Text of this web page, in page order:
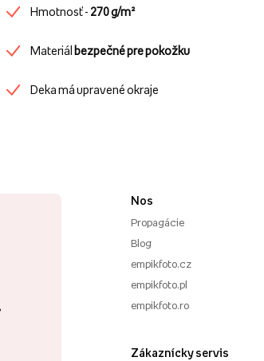
Hmotnosť - 270 g/m²
Materiál bezpečné pre pokožku
Deka má upravené okraje
Nos
Propagácie
Blog
empikfoto.cz
empikfoto.pl
empikfoto.ro
Zákaznícky servis